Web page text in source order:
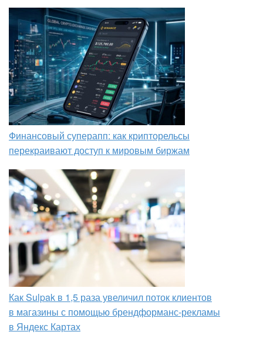
Финансовый суперапп: как крипторельсы
перекраивают доступ к мировым биржам
Как Sulpak в 1,5 раза увеличил поток клиентов
в магазины с помощью брендформанс-рекламы
в Яндекс Картах